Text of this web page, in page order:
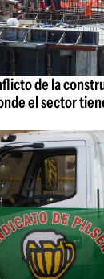
de la
el sector